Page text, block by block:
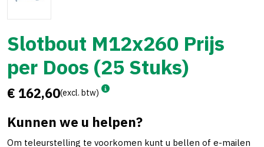
Slotbout M12x260 Prijs
per Doos (25 Stuks)
€ 162,60(excl. btw)
Kunnen we u helpen?
Om teleurstelling te voorkomen kunt u bellen of e-mailen